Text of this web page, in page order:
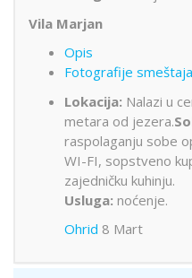
Vila Marjan
Opis
Fotografije smeštaja
Lokacija: Nalazi u
metara od jezera.
raspolaganju sobe
WI-FI, sopstveno
zajedničku kuhinju.
Usluga: noćenje.
Ohrid 8 Mart